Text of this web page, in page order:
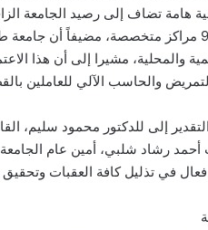
هامة تضاف إلى رصيد الجامعة
المراكز التدريبية المعتمدة قومياً إلى 9 مراكز
والمحلية، مشيرا إلى أن هذا
والحاسب الآلي للعاملين
إلى للدكتور محمود سليم،
أحمد رشاد شلبي، أمين عام
في تذليل كافة العقبات